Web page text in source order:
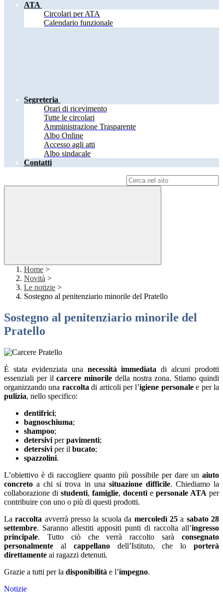
ATA
Circolari per ATA
Calendario funzionale
Segreteria
Orari di ricevimento
Tutte le circolari
Amministrazione Trasparente
Albo Online
Accesso agli atti
Albo sindacale
Contatti
Home >
Novità >
Le notizie >
Sostegno al penitenziario minorile del Pratello
Sostegno al penitenziario minorile del
Pratello
È stata evidenziata una necessità immediata di alcuni prodotti
essenziali per ilcarcere minorile della nostra zona. Stiamo quindi
organizzando una raccolta di articoli per l’igiene personalee per la
pulizia, nello specifico:
dentifrici;
bagnoschiuma;
shampoo;
detersivi perpavimenti;
detersivi per il bucato;
spazzolini.
L’obiettivo è di raccogliere quanto più possibile per dare un aiuto
concreto a chi si trova in una situazione difficile. Chiediamo la
collaborazione di studenti, famiglie, docenti e personale ATA per
contribuire con uno o più di questi prodotti.
Laraccolta avverrà presso la scuola da mercoledì 25a sabato 28
settembre. Saranno allestiti appositi punti di raccolta all’ingresso
principale. Tutto ciò che verrà raccolto sarà consegnato
personalmente al cappellanodell’Istituto, che loporterà
direttamente ai ragazzi detenuti.
Grazie a tutti per la disponibilità e l’impegno.
Notizie